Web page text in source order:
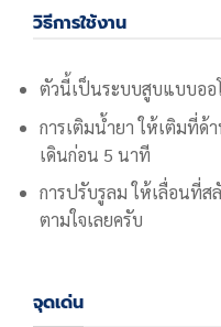
วิธีการใช้งาน
ตัวนี้เป็นระบบสูบแบบออ
การเติมน้ำยา ให้เติมที่ด้
เดินก่อน 5 นาที
การปรับรูลม ให้เลื่อนที่ส
ตามใจเลยครับ
จุดเด่น